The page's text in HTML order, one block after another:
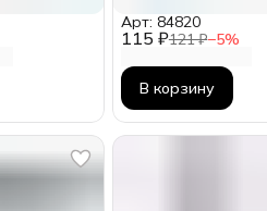
115 ₽121 ₽−5%
Арт: 84820
В корзину